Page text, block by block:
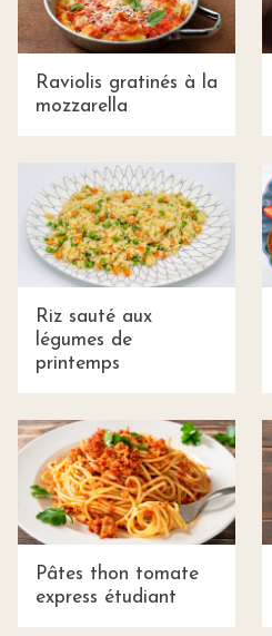
Raviolis gratinés à la
mozzarella
Riz sauté aux
légumes de
printemps
Pâtes thon tomate
express étudiant